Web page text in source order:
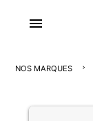
menu
NOS MARQUES